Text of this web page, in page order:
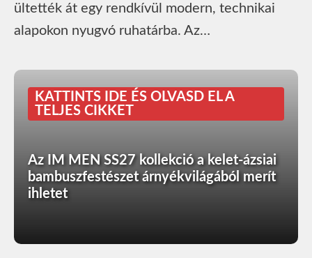
ültették át egy rendkívül modern, technikai
alapokon nyugvó ruhatárba. Az…
KATTINTS IDE ÉS OLVASD EL A
TELJES CIKKET
Az IM MEN SS27 kollekció a kelet-ázsiai
bambuszfestészet árnyékvilágából merít
ihletet